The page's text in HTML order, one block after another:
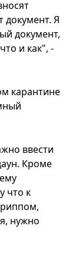
документ. Я
документ,
и как", -
карантине
ввести
Кроме
что к
нужно